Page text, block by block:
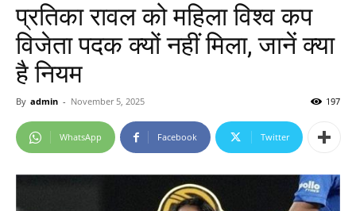
प्रतिका रावल को महिला विश्व कप
विजेता पदक क्यों नहीं मिला, जानें क्या
है नियम
By admin - November 5, 2025 197
WhatsApp Facebook Twitter